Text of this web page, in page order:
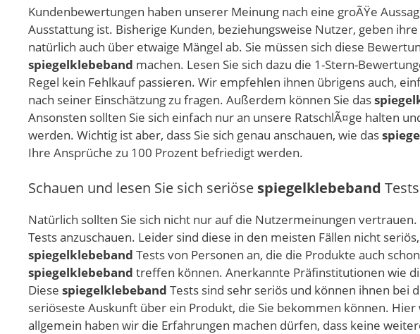
Kundenbewertungen haben unserer Meinung nach eine groÃŸe
Ausstattung ist. Bisherige Kunden, beziehungsweise Nutzer, geben
natürlich auch über etwaige Mängel ab. Sie müssen sich diese
spiegelklebeband machen. Lesen Sie sich dazu die 1-Stern-
Regel kein Fehlkauf passieren. Wir empfehlen ihnen übrigens auch,
nach seiner Einschätzung zu fragen. Außerdem können Sie das
Ansonsten sollten Sie sich einfach nur an unsere RatschlÃ¤ge halten
werden. Wichtig ist aber, dass Sie sich genau anschauen, wie das
Ihre Ansprüche zu 100 Prozent befriedigt werden.
Schauen und lesen Sie sich seriöse spiegelklebeband
Natürlich sollten Sie sich nicht nur auf die Nutzermeinungen
Tests anzuschauen. Leider sind diese in den meisten Fällen nicht
spiegelklebeband Tests von Personen an, die die Produkte auch
spiegelklebeband treffen können. Anerkannte Präfinstitutionen wie
Diese spiegelklebeband Tests sind sehr seriös und können ihnen bei
seriöseste Auskunft über ein Produkt, die Sie bekommen können.
allgemein haben wir die Erfahrungen machen dürfen, dass keine